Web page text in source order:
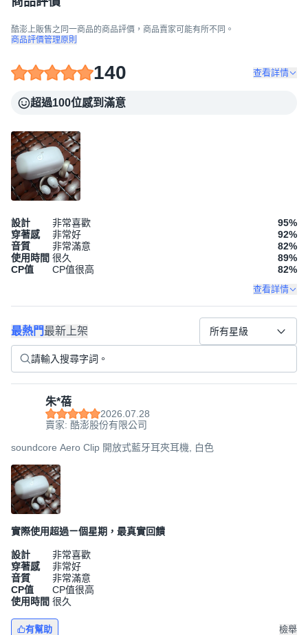
酷澎上販售之同一商品的商品評價，商品賣家可能有所不同。
商品評價管理原則
140 查看詳情
超過100位感到滿意
設計 非常喜歡 95%
穿著感
非常好 92%
音質
非常滿意 82%
使用時間 很久 89%
CP值
CP值很高 82%
查看詳情
最熱門最新上架 所有星級
朱*蓓
2026.07.28
賣家: 酷澎股份有限公司
soundcore Aero Clip 開放式藍牙耳夾耳機, 白色
實際使用超過ㄧ個星期，最真實回饋
設計
非常喜歡
穿著感
非常好
音質
非常滿意
CP值
CP值很高
使用時間 很久
有幫助 檢舉